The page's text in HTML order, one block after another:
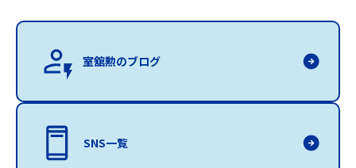
室舘勲のブログ
SNS一覧